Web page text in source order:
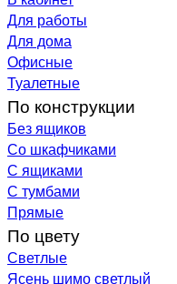
Для работы
Для дома
Офисные
Туалетные
По конструкции
Без ящиков
Со шкафчиками
С ящиками
С тумбами
Прямые
По цвету
Светлые
Ясень шимо светлый